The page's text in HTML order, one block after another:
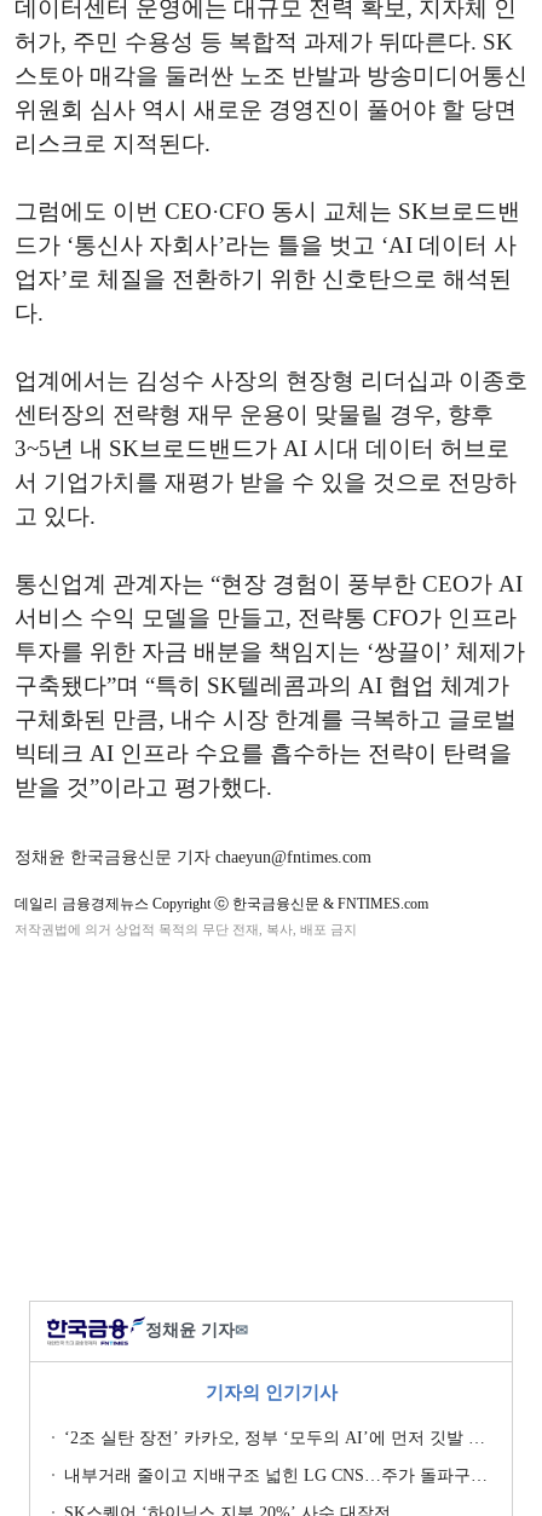
데이터센터 운영에는 대규모 전력 확보, 지자체 인
허가, 주민 수용성 등 복합적 과제가 뒤따른다. SK
스토아 매각을 둘러싼 노조 반발과 방송미디어통신
위원회 심사 역시 새로운 경영진이 풀어야 할 당면
리스크로 지적된다.
그럼에도 이번 CEO·CFO 동시 교체는 SK브로드밴
드가 ‘통신사 자회사’라는 틀을 벗고 ‘AI 데이터 사
업자’로 체질을 전환하기 위한 신호탄으로 해석된
다.
업계에서는 김성수 사장의 현장형 리더십과 이종호
센터장의 전략형 재무 운용이 맞물릴 경우, 향후
3~5년 내 SK브로드밴드가 AI 시대 데이터 허브로
서 기업가치를 재평가 받을 수 있을 것으로 전망하
고 있다.
통신업계 관계자는 “현장 경험이 풍부한 CEO가 AI
서비스 수익 모델을 만들고, 전략통 CFO가 인프라
투자를 위한 자금 배분을 책임지는 ‘쌍끌이’ 체제가
구축됐다”며 “특히 SK텔레콤과의 AI 협업 체계가
구체화된 만큼, 내수 시장 한계를 극복하고 글로벌
빅테크 AI 인프라 수요를 흡수하는 전략이 탄력을
받을 것”이라고 평가했다.
정채윤 한국금융신문 기자 chaeyun@fntimes.com
데일리 금융경제뉴스 Copyright ⓒ 한국금융신문 & FNTIMES.com
저작권법에 의거 상업적 목적의 무단 전재, 복사, 배포 금지
정채윤 기자✉
기자의 인기기사
‘2조 실탄 장전’ 카카오, 정부 ‘모두의 AI’에 먼저 깃발 꽂은 셈법
내부거래 줄이고 지배구조 넓힌 LG CNS…주가 돌파구는 ‘RX’ [기업지배구조 보고서]